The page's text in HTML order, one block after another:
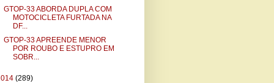
GTOP-33 ABORDA DUPLA COM
MOTOCICLETA FURTADA NA
DF...
GTOP-33 APREENDE MENOR
POR ROUBO E ESTUPRO EM
SOBR...
(289)